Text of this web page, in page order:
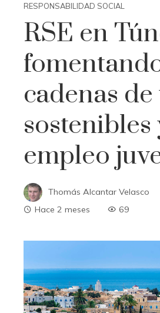
RESPONSABILIDAD SOCIAL
RSE en
cadenas
sostenibles
empleo
Thomás Alcantar Velasco
Hace 2 meses
69